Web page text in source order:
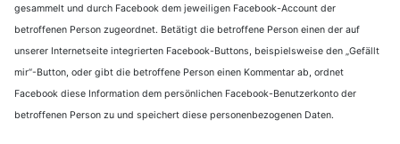
gesammelt und durch Facebook dem jeweiligen Facebook-Account der
betroffenen Person zugeordnet. Betätigt die betroffene Person einen der auf
unserer Internetseite integrierten Facebook-Buttons, beispielsweise den „Gefällt
mir“-Button, oder gibt die betroffene Person einen Kommentar ab, ordnet
Facebook diese Information dem persönlichen Facebook-Benutzerkonto der
betroffenen Person zu und speichert diese personenbezogenen Daten.